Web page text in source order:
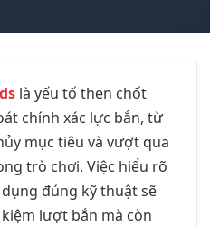
là yếu tố then chốt
chính xác lực bắn, từ
mục tiêu và vượt qua
trò chơi. Việc hiểu rõ
đúng kỹ thuật sẽ
lượt bắn mà còn